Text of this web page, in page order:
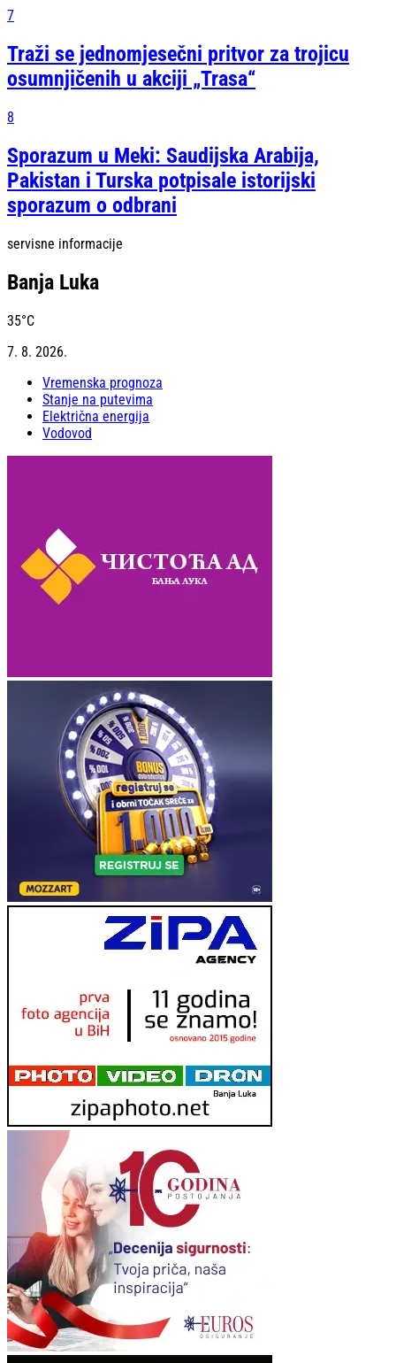
7
Traži se jednomjesečni pritvor za trojicu
osumnjičenih u akciji „Trasa“
8
Sporazum u Meki: Saudijska Arabija,
Pakistan i Turska potpisale istorijski
sporazum o odbrani
servisne informacije
Banja Luka
35°C
7. 8. 2026.
Vremenska prognoza
Stanje na putevima
Električna energija
Vodovod